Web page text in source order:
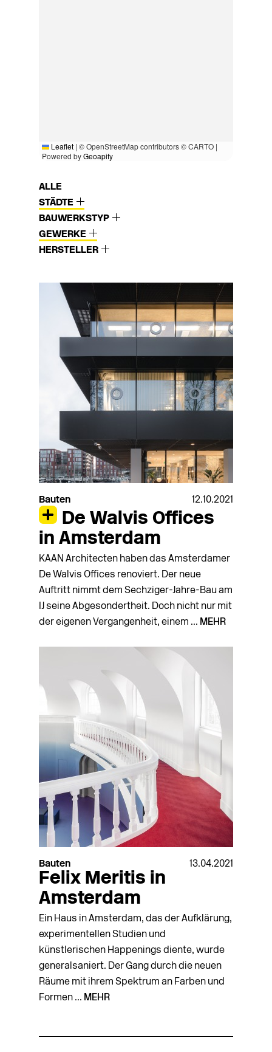
Leaflet | © OpenStreetMap contributors © CARTO |
Powered byGeoapify
ALLE
STÄDTE
BAUWERKSTYP
GEWERKE
HERSTELLER
Bauten 12.10.2021
De Walvis Offices
in Amsterdam
KAAN Architecten haben das Amsterdamer
De Walvis Offices renoviert. Der neue
Auftritt nimmt dem Sechziger-Jahre-Bau am
IJ seine Abgesondertheit. Doch nicht nur mit
der eigenen Vergangenheit, einem ... MEHR
Bauten 13.04.2021
Felix Meritis in
Amsterdam
Ein Haus in Amsterdam, das der Aufklärung,
experimentellen Studien und
künstlerischen Happenings diente, wurde
generalsaniert. Der Gang durch die neuen
Räume mit ihrem Spektrum an Farben und
Formen ... MEHR